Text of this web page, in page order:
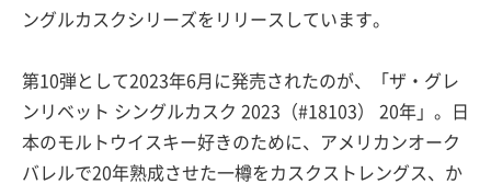
ングルカスクシリーズをリリースしています。
第10弾として2023年6月に発売されたのが、「ザ・グレ
ンリベット シングルカスク 2023（#18103） 20年」。日
本のモルトウイスキー好きのために、アメリカンオーク
バレルで20年熟成させた一樽をカスクストレングス、か